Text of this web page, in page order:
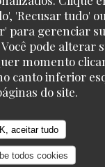
'Recusar tudo'
para gerenciar
pode alterar
momento
canto inferior
do site.
aceitar tudo
todos cookies
nova janela))